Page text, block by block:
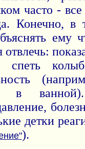
часто -
Конечно, в
ему
спеть
в
детки
).